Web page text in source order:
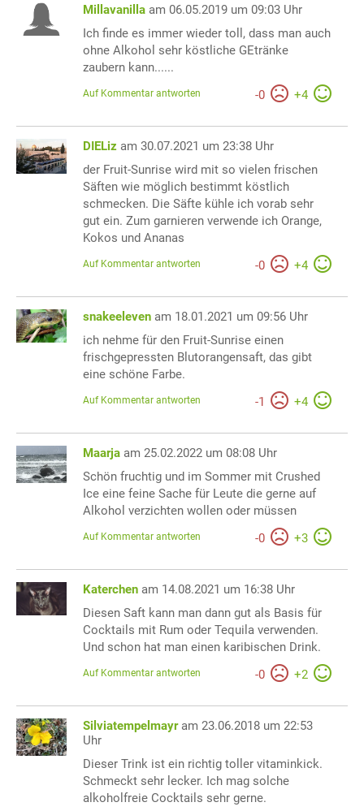
Millavanilla am 06.05.2019 um 09:03 Uhr
Ich finde es immer wieder toll, dass man auch
ohne Alkohol sehr köstliche GEtränke
zaubern kann......
-0 +4
Auf Kommentar antworten
DIELiz am 30.07.2021 um 23:38 Uhr
der Fruit-Sunrise wird mit so vielen frischen
Säften wie möglich bestimmt köstlich
schmecken. Die Säfte kühle ich vorab sehr
gut ein. Zum garnieren verwende ich Orange,
Kokos und Ananas
-0 +4
Auf Kommentar antworten
snakeeleven am 18.01.2021 um 09:56 Uhr
ich nehme für den Fruit-Sunrise einen
frischgepressten Blutorangensaft, das gibt
eine schöne Farbe.
-1 +4
Auf Kommentar antworten
Maarja am 25.02.2022 um 08:08 Uhr
Schön fruchtig und im Sommer mit Crushed
Ice eine feine Sache für Leute die gerne auf
Alkohol verzichten wollen oder müssen
-0 +3
Auf Kommentar antworten
Katerchen am 14.08.2021 um 16:38 Uhr
Diesen Saft kann man dann gut als Basis für
Cocktails mit Rum oder Tequila verwenden.
Und schon hat man einen karibischen Drink.
-0 +2
Auf Kommentar antworten
Silviatempelmayr am 23.06.2018 um 22:53
Uhr
Dieser Trink ist ein richtig toller vitaminkick.
Schmeckt sehr lecker. Ich mag solche
alkoholfreie Cocktails sehr gerne.